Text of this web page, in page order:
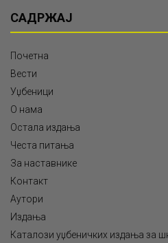
САДРЖАЈ
Почетна
Вести
Уџбеници
О нама
Остала издања
Честа питања
За наставнике
Контакт
Аутори
Издања
Каталози уџбеничких издања за